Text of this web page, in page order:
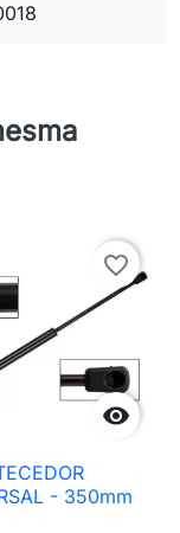

favorite_border
- 350mm